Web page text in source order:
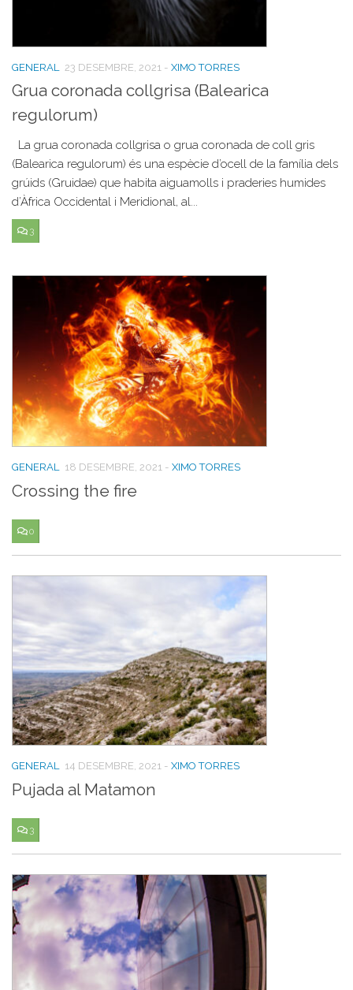
- XIMO TORRES
GENERAL 23 DESEMBRE, 2021
Grua coronada collgrisa (Balearica
regulorum)
La grua coronada collgrisa o grua coronada de coll gris
(Balearica regulorum) és una espècie d’ocell de la família dels
grúids (Gruidae) que habita aiguamolls i praderies humides
d’Àfrica Occidental i Meridional, al...
3
- XIMO TORRES
GENERAL 18 DESEMBRE, 2021
Crossing the fire
0
- XIMO TORRES
GENERAL 14 DESEMBRE, 2021
Pujada al Matamon
3